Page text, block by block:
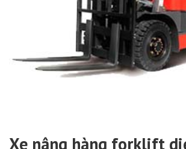
Xe nâng hàng forklift